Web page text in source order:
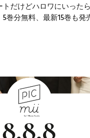
だけどハロワにいった
巻分無料、最新15巻も発